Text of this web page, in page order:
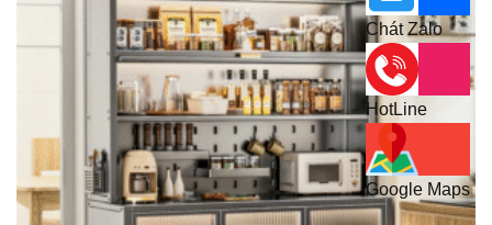
Chát Zalo
HotLine
Google Maps